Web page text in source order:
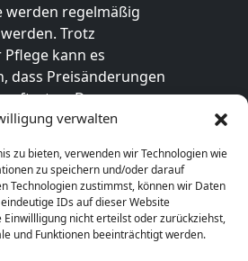
verwalten
zu bieten, verwenden wir Technologien wie
zu speichern und/oder darauf
Technologien zustimmst, können wir Daten
IDs auf dieser Website
nicht erteilst oder zurückziehst,
und Funktionen beeinträchtigt werden.
werden regelmäßig
Trotz
kann es
dass Preisänderungen
Der
sowie die
im jeweiligen Online-
verbindlich. Bitte
Preis vor dem Kauf